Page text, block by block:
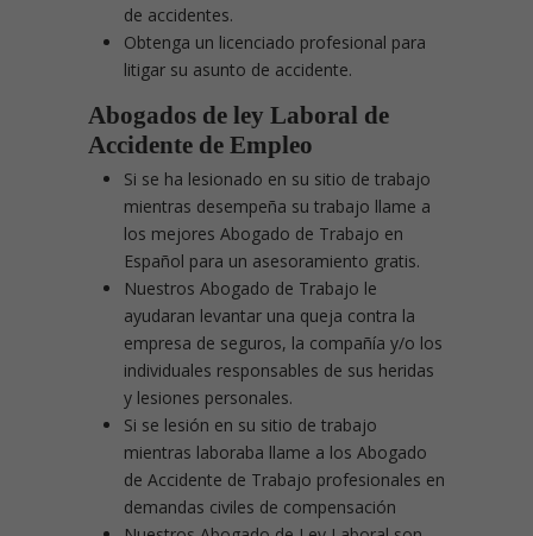
de accidentes.
Obtenga un licenciado profesional para
litigar su asunto de accidente.
Abogados de ley Laboral de
Accidente de Empleo
Si se ha lesionado en su sitio de trabajo
mientras desempeña su trabajo llame a
los mejores Abogado de Trabajo en
Español para un asesoramiento gratis.
Nuestros Abogado de Trabajo le
ayudaran levantar una queja contra la
empresa de seguros, la compañía y/o los
individuales responsables de sus heridas
y lesiones personales.
Si se lesión en su sitio de trabajo
mientras laboraba llame a los Abogado
de Accidente de Trabajo profesionales en
demandas civiles de compensación